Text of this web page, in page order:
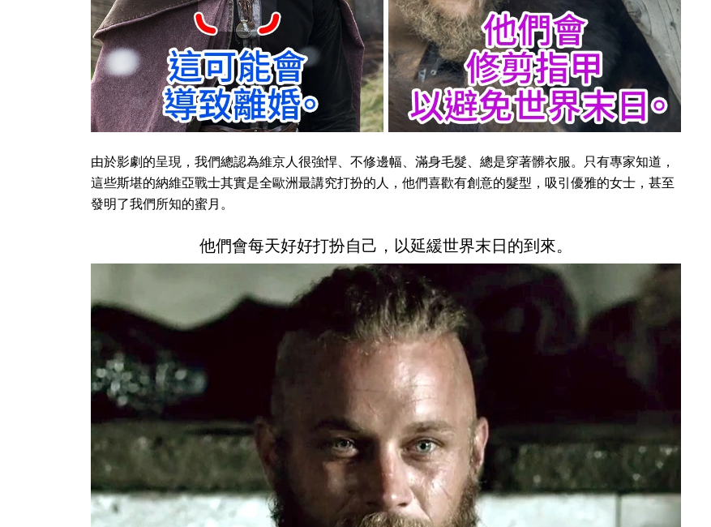
由於影劇的呈現，我們總認為維京人很強悍、不修邊幅、滿身毛髮、總是穿著髒衣服。只有專家知道，
這些斯堪的納維亞戰士其實是全歐洲最講究打扮的人，他們喜歡有創意的髮型，吸引優雅的女士，甚至
發明了我們所知的蜜月。
他們會每天好好打扮自己，以延緩世界末日的到來。